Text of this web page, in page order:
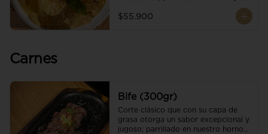
$55.900
Carnes
Bife (300gr)
Corte clásico que con su capa de
grasa otorga un sabor excepcional y
jugoso; parrillado en nuestro horno